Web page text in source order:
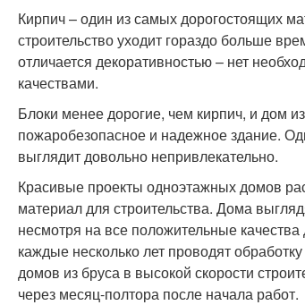
Кирпич – один из самых дорогостоящих
строительство уходит гораздо больше
отличается декоративностью – нет
качествами.
Блоки менее дорогие, чем кирпич, и дом
пожаробезопасное и надежное здание.
выглядит довольно непривлекательно.
Красивые проекты одноэтажных домов
материал для строительства. Дома
несмотря на все положительные
каждые несколько лет проводят
домов из бруса в высокой скорости
через месяц-полтора после начала работ.